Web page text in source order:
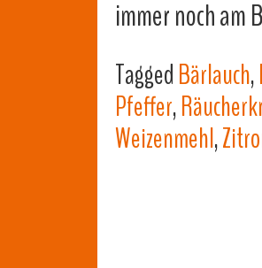
immer noch
TaggedBärlauch,
Pfeffer,
Weizenmehl,